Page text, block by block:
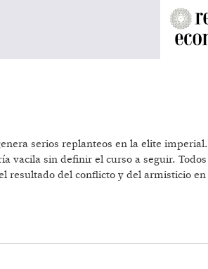
serios replanteos en la elite imperial.
vacila sin definir el curso a seguir. Todos
resultado del conflicto y del armisticio en